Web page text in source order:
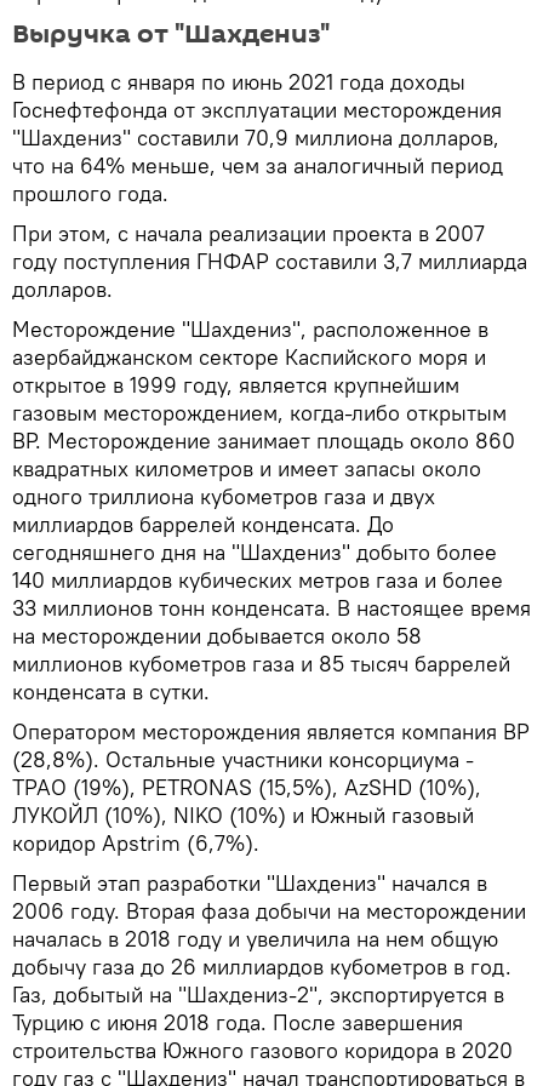
Выручка от "Шахдениз"
В период с января по июнь 2021 года доходы
Госнефтефонда от эксплуатации месторождения
"Шахдениз" составили 70,9 миллиона долларов,
что на 64% меньше, чем за аналогичный период
прошлого года.
При этом, с начала реализации проекта в 2007
году поступления ГНФАР составили 3,7 миллиарда
долларов.
Месторождение "Шахдениз", расположенное в
азербайджанском секторе Каспийского моря и
открытое в 1999 году, является крупнейшим
газовым месторождением, когда-либо открытым
BP. Месторождение занимает площадь около 860
квадратных километров и имеет запасы около
одного триллиона кубометров газа и двух
миллиардов баррелей конденсата. До
сегодняшнего дня на "Шахдениз" добыто более
140 миллиардов кубических метров газа и более
33 миллионов тонн конденсата. В настоящее время
на месторождении добывается около 58
миллионов кубометров газа и 85 тысяч баррелей
конденсата в сутки.
Оператором месторождения является компания BP
(28,8%). Остальные участники консорциума -
TPAO (19%), PETRONAS (15,5%), AzSHD (10%),
ЛУКОЙЛ (10%), NIKO (10%) и Южный газовый
коридор Apstrim (6,7%).
Первый этап разработки "Шахдениз" начался в
2006 году. Вторая фаза добычи на месторождении
началась в 2018 году и увеличила на нем общую
добычу газа до 26 миллиардов кубометров в год.
Газ, добытый на "Шахдениз-2", экспортируется в
Турцию с июня 2018 года. После завершения
строительства Южного газового коридора в 2020
году газ с "Шахдениз" начал транспортироваться в